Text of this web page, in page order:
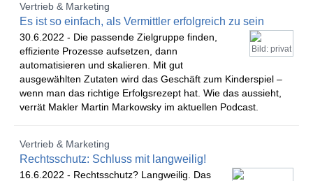
Vertrieb & Marketing
Es ist so einfach, als Vermittler erfolgreich zu sein
Bild: privat
30.6.2022 - Die passende Zielgruppe finden,
effiziente Prozesse aufsetzen, dann
automatisieren und skalieren. Mit gut
ausgewählten Zutaten wird das Geschäft zum Kinderspiel –
wenn man das richtige Erfolgsrezept hat. Wie das aussieht,
verrät Makler Martin Markowsky im aktuellen Podcast.
Vertrieb & Marketing
Rechtsschutz: Schluss mit langweilig!
16.6.2022 - Rechtsschutz? Langweilig. Das